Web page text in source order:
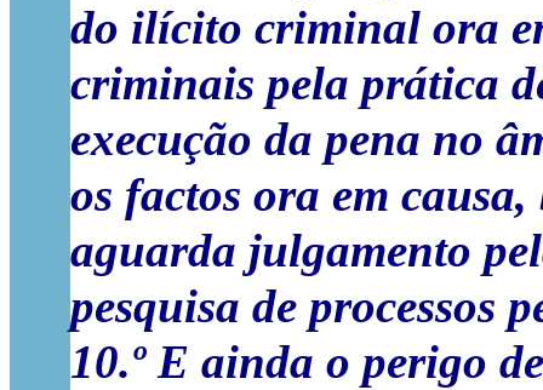
do ilícito criminal ora
criminais pela prática
execução da pena no
os factos ora em
aguarda julgamento
pesquisa de processos
10.º E ainda o perigo